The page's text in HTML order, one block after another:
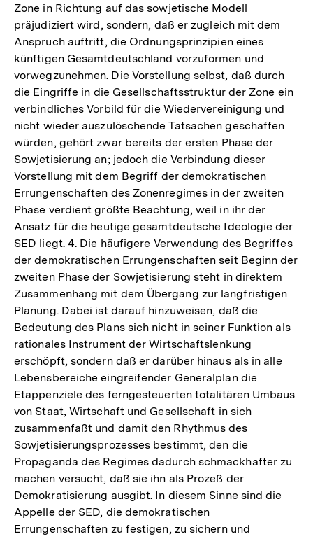
Zone in Richtung auf das sowjetische Modell
präjudiziert wird, sondern, daß er zugleich mit dem
Anspruch auftritt, die Ordnungsprinzipien eines
künftigen Gesamtdeutschland vorzuformen und
vorwegzunehmen. Die Vorstellung selbst, daß durch
die Eingriffe in die Gesellschaftsstruktur der Zone ein
verbindliches Vorbild für die Wiedervereinigung und
nicht wieder auszulöschende Tatsachen geschaffen
würden, gehört zwar bereits der ersten Phase der
Sowjetisierung an; jedoch die Verbindung dieser
Vorstellung mit dem Begriff der demokratischen
Errungenschaften des Zonenregimes in der zweiten
Phase verdient größte Beachtung, weil in ihr der
Ansatz für die heutige gesamtdeutsche Ideologie der
SED liegt. 4. Die häufigere Verwendung des Begriffes
der demokratischen Errungenschaften seit Beginn der
zweiten Phase der Sowjetisierung steht in direktem
Zusammenhang mit dem Übergang zur langfristigen
Planung. Dabei ist darauf hinzuweisen, daß die
Bedeutung des Plans sich nicht in seiner Funktion als
rationales Instrument der Wirtschaftslenkung
erschöpft, sondern daß er darüber hinaus als in alle
Lebensbereiche eingreifender Generalplan die
Etappenziele des ferngesteuerten totalitären Umbaus
von Staat, Wirtschaft und Gesellschaft in sich
zusammenfaßt und damit den Rhythmus des
Sowjetisierungsprozesses bestimmt, den die
Propaganda des Regimes dadurch schmackhafter zu
machen versucht, daß sie ihn als Prozeß der
Demokratisierung ausgibt. In diesem Sinne sind die
Appelle der SED, die demokratischen
Errungenschaften zu festigen, zu sichern und